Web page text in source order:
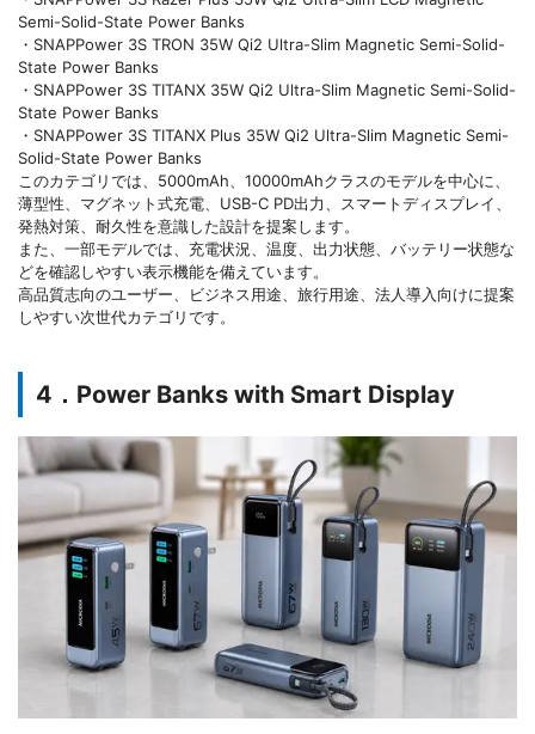
Semi-Solid-State Power Banks
・SNAPPower 3S TRON 35W Qi2 Ultra-Slim Magnetic Semi-Solid-
State Power Banks
・SNAPPower 3S TITANX 35W Qi2 Ultra-Slim Magnetic Semi-Solid-
State Power Banks
・SNAPPower 3S TITANX Plus 35W Qi2 Ultra-Slim Magnetic Semi-
Solid-State Power Banks
このカテゴリでは、5000mAh、10000mAhクラスのモデルを中心に、
薄型性、マグネット式充電、USB-C PD出力、スマートディスプレイ、
発熱対策、耐久性を意識した設計を提案します。
また、一部モデルでは、充電状況、温度、出力状態、バッテリー状態な
どを確認しやすい表示機能を備えています。
高品質志向のユーザー、ビジネス用途、旅行用途、法人導入向けに提案
しやすい次世代カテゴリです。
4．Power Banks with Smart Display